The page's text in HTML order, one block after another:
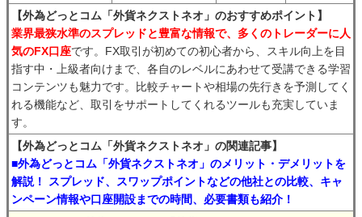
【外為どっとコム「外貨ネクストネオ」のおすすめポイント】
業界最狭水準のスプレッドと豊富な情報で、多くのトレーダーに人
気のFX口座です。FX取引が初めての初心者から、スキル向上を目
指す中・上級者向けまで、各自のレベルにあわせて受講できる学習
コンテンツも魅力です。比較チャートや相場の先行きを予測してく
れる機能など、取引をサポートしてくれるツールも充実していま
す。
【外為どっとコム「外貨ネクストネオ」の関連記事】
■外為どっとコム「外貨ネクストネオ」のメリット・デメリットを
解説！ スプレッド、スワップポイントなどの他社との比較、キャ
ンペーン情報や口座開設までの時間、必要書類も紹介！